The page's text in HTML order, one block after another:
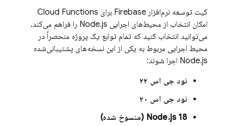
کیت توسعه نرم‌افزار Firebase برای Cloud Functions
امکان انتخاب از محیط‌های اجرایی Node.js را فراهم می‌کند.
می‌توانید انتخاب کنید که تمام توابع یک پروژه منحصراً در
محیط اجرایی مربوط به یکی از این نسخه‌های پشتیبانی‌شده
Node.js اجرا شوند:
نود جی اس ۲۲
نود جی اس ۲۰
Node.js 18 (منسوخ شده)